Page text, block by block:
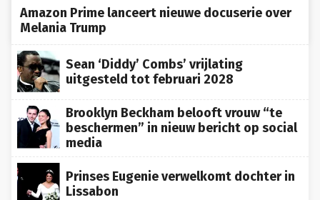
Amazon Prime lanceert nieuwe docuserie over
Melania Trump
Sean ‘Diddy’ Combs’ vrijlating
uitgesteld tot februari 2028
Brooklyn Beckham belooft vrouw “te
beschermen” in nieuw bericht op social
media
Prinses Eugenie verwelkomt dochter in
Lissabon